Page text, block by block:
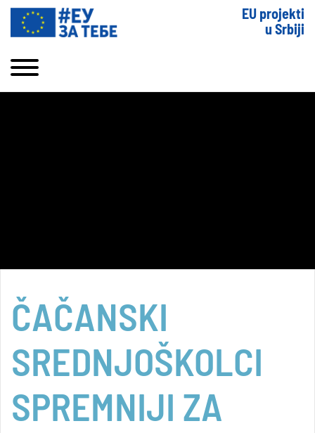
EU projekti
u Srbiji
ČAČANSKI
SREDNJOŠKOLCI
SPREMNIJI ZA